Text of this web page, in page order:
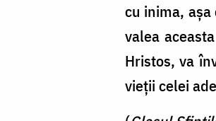
cu inima,
valea
Hristos, va
vieții celei